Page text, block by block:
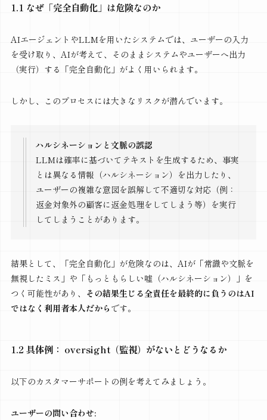
1.1 なぜ「完全自動化」は危険なのか
AIエージェントやLLMを用いたシステムでは、ユーザーの入力
を受け取り、AIが考えて、そのままシステムやユーザーへ出力
（実行）する「完全自動化」がよく用いられます。
しかし、このプロセスには大きなリスクが潜んでいます。
ハルシネーションと文脈の誤認
LLMは確率に基づいてテキストを生成するため、事実
とは異なる情報（ハルシネーション）を出力したり、
ユーザーの複雑な意図を誤解して不適切な対応（例：
返金対象外の顧客に返金処理をしてしまう等）を実行
してしまうことがあります。
結果として、「完全自動化」が危険なのは、AIが「常識や文脈を
無視したミス」や「もっともらしい嘘（ハルシネーション）」を
つく可能性があり、 その結果生じる全責任を最終的に負うのはAI
ではなく利用者本人だから です。
1.2 具体例： oversight（監視）がないとどうなるか
以下のカスタマーサポートの例を考えてみましょう。
ユーザーの問い合わせ: